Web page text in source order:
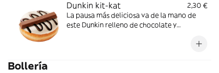
Dunkin kit-kat
2,30 €
La pausa más deliciosa va de la mano de
este Dunkin relleno de chocolate y
Bollería